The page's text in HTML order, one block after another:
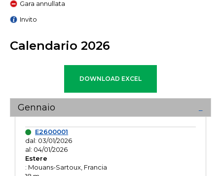
Gara annullata
Invito
Calendario 2026
Gennaio
E2600001
dal: 03/01/2026
al: 04/01/2026
Estere
: Mouans-Sartoux, Francia